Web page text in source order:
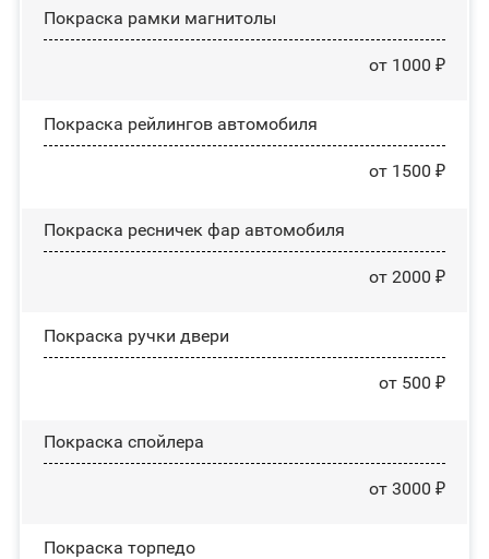
Покраска рамки магнитолы
от 1000 ₽
Покраска рейлингов автомобиля
от 1500 ₽
Покраска ресничек фар автомобиля
от 2000 ₽
Покраска ручки двери
от 500 ₽
Покраска спойлера
от 3000 ₽
Покраска торпедо